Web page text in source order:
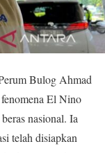
Bulog Ahmad
El Nino
nasional. Ia
telah disiapkan